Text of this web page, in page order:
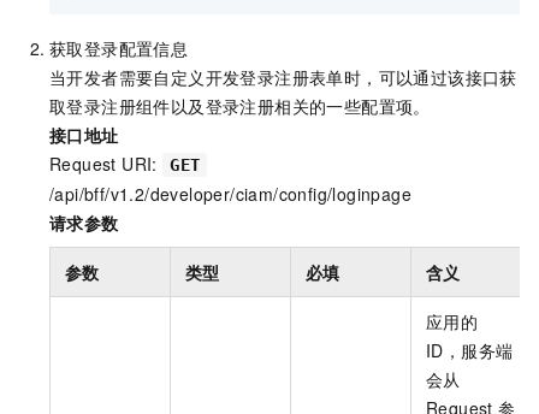
获取登录配置信息
当开发者需要自定义开发登录注册表单时，可以通过该接口获
取登录注册组件以及登录注册相关的一些配置项。
接口地址
Request URI:
GET
/api/bff/v1.2/developer/ciam/config/loginpage
请求参数
参数 类型 必填 含义
应用的
ID，服务端
会从
Request 参